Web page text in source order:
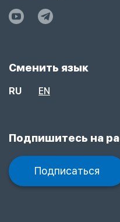
Сменить язык
RU EN
Подпишитесь на
Подписаться